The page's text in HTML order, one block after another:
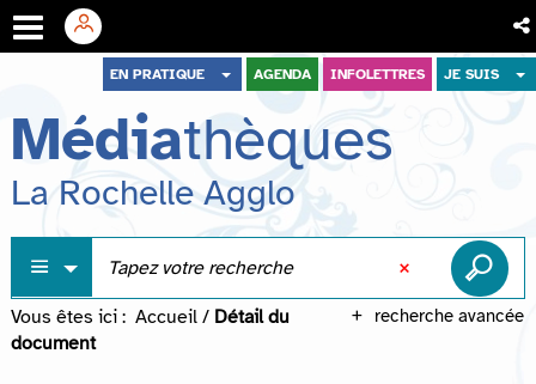
menu
contenu
recherche
EN PRATIQUE AGENDA INFOLETTRES JE SUIS
Médiathèques
La Rochelle Agglo
recherche avancée
Vous êtes ici : Accueil / Détail du
document